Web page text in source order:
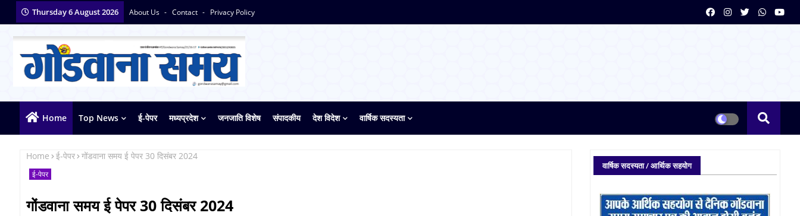
Thursday 6 August 2026 About Us Contact Privacy Policy
Home Top News ई-पेपर मध्यप्रदेश जनजाति विशेष संपादकीय देश विदेश वार्षिक सदस्यता
Home ई-पेपर गोंडवाना समय ई पेपर 30 दिसंबर 2024
ई-पेपर
गोंडवाना समय ई पेपर 30 दिसंबर 2024
वार्षिक सदस्यता / आर्थिक सहयोग